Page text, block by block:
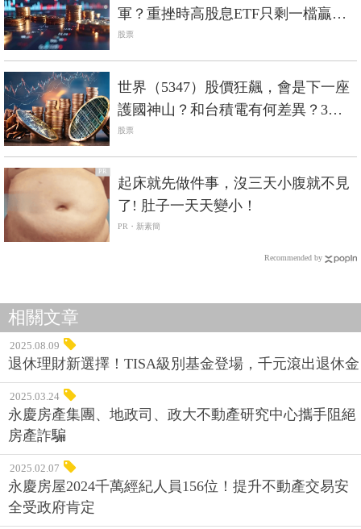
軍？重挫時高股息ETF只剩一檔贏過
0050
股票
世界（5347）股價狂飆，會是下一座
護國神山？和台積電有何差異？3分
鐘剖析
股票
PR
起床就先做件事，沒三天小腹就不見
了! 肚子一天天變小！
PR・新素簡
Recommended by
相關文章
2025.08.09
退休理財新選擇！TISA級別基金登場，千元滾出退休金
2025.03.24
永慶房產集團、地政司、政大不動產研究中心攜手阻絕
房產詐騙
2025.02.07
永慶房屋2024千萬經紀人員156位！提升不動產交易安
全受政府肯定